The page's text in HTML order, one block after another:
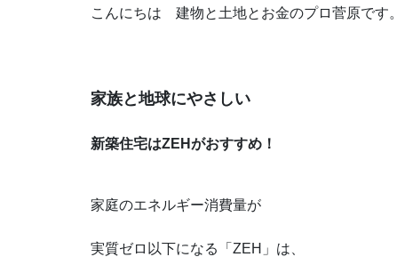
こんにちは 建物と土地とお金のプロ菅原です。
家族と地球にやさしい
新築住宅はZEHがおすすめ！
家庭のエネルギー消費量が
実質ゼロ以下になる「ZEH」は、